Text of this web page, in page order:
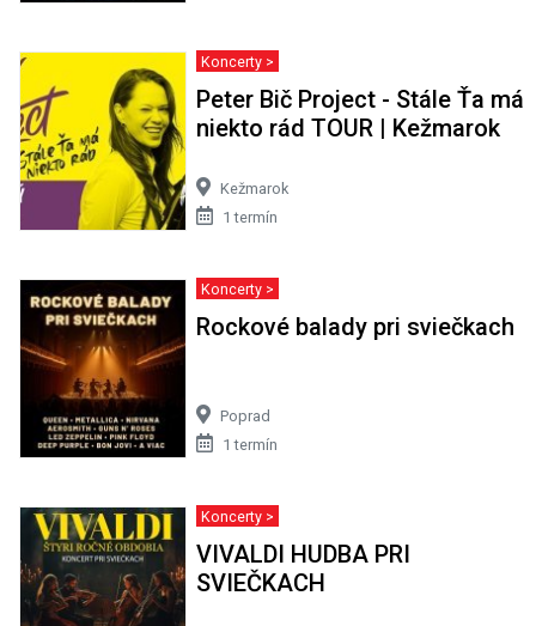
Koncerty >
Peter Bič Project - Stále Ťa má
niekto rád TOUR | Kežmarok
Kežmarok
1 termín
Koncerty >
Rockové balady pri sviečkach
Poprad
1 termín
Koncerty >
VIVALDI HUDBA PRI
SVIEČKACH